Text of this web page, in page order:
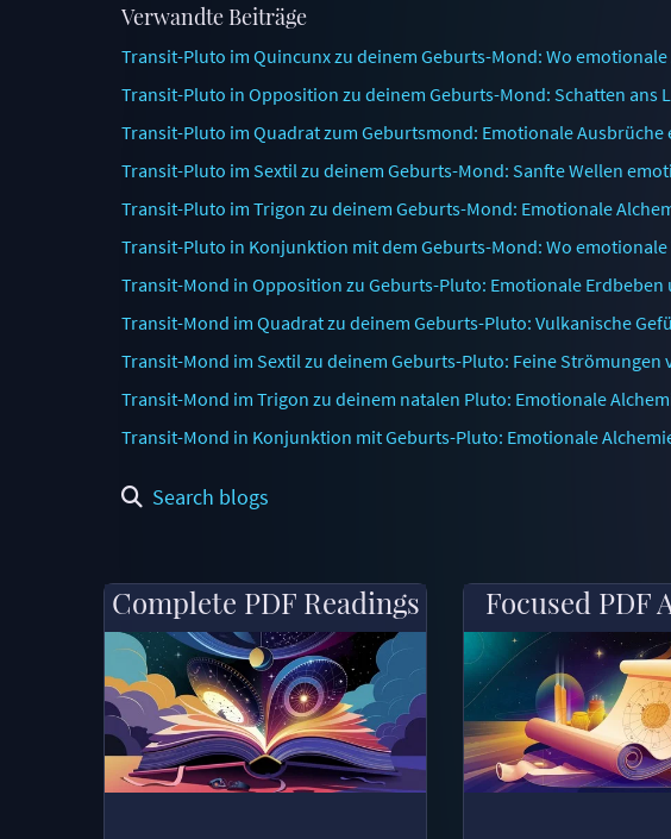
Verwandte Beiträge
Transit-Pluto im Quincunx zu deinem Geburts-Mond: Wo
Transit-Pluto in Opposition zu deinem Geburts-Mond: Schatten ans
Transit-Pluto im Quadrat zum Geburtsmond: Emotionale
Transit-Pluto im Sextil zu deinem Geburts-Mond: Sanfte Wellen
Transit-Pluto im Trigon zu deinem Geburts-Mond: Emotionale
Transit-Pluto in Konjunktion mit dem Geburts-Mond: Wo
Transit-Mond in Opposition zu Geburts-Pluto: Emotionale
Transit-Mond im Quadrat zu deinem Geburts-Pluto: Vulkanische
Transit-Mond im Sextil zu deinem Geburts-Pluto: Feine
Transit-Mond im Trigon zu deinem natalen Pluto: Emotionale
Transit-Mond in Konjunktion mit Geburts-Pluto: Emotionale
Search blogs
Complete PDF Readings Focused PDF